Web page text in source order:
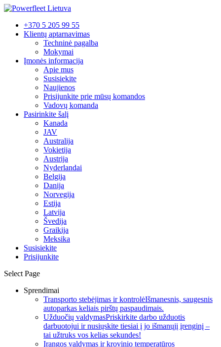
+370 5 205 99 55
Klientų aptarnavimas
Techninė pagalba
Mokymai
Įmonės informacija
Apie mus
Susisiekite
Naujienos
Prisijunkite prie mūsų komandos
Vadovų komanda
Pasirinkite šalį
Kanada
JAV
Australija
Vokietija
Austrija
Nyderlandai
Belgija
Danija
Norvegija
Estija
Latvija
Švedija
Graikija
Meksika
Susisiekite
Prisijunkite
Select Page
Sprendimai
Transporto stebėjimas ir kontrolėIšmanesnis, saugesnis
autoparkas keliais pirštų paspaudimais.
Užduočių valdymasPriskirkite darbo užduotis
darbuotojui ir nusiųskite tiesiai į jo išmanųjį įrenginį –
tai užtruks vos kelias sekundes!
Įrangos valdymas ir krovinio temperatūros